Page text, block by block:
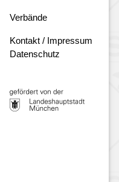
Verbände
Kontakt / Impressum
Datenschutz